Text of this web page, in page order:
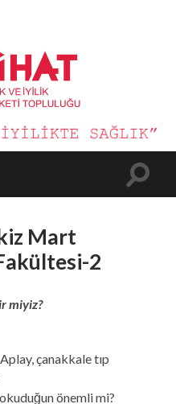
Sağlık
ve
Toggle
Mart
2
miyiz?
çanakkale tıp
önemli mi?